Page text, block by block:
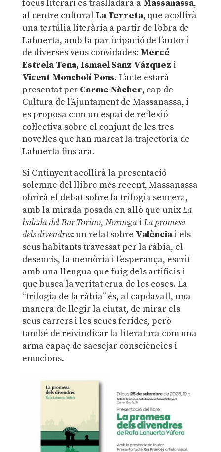
focus literari es traslladarà a Massanassa,
al centre cultural La Terreta, que acollirà
una tertúlia literària a partir de l’obra de
Lahuerta, amb la participació de l’autor i
de diverses veus convidades: Mercé
Estrela Tena, Ismael Sanz Vázquez i
Vicent Moncholí Pons. L’acte estarà
presentat per Carme Nàcher, cap de
Cultura de l’Ajuntament de Massanassa, i
es proposa com un espai de reflexió
col·lectiva sobre el conjunt de les tres
novel·les que han marcat la trajectòria de
Lahuerta fins ara.
Si Ontinyent acollirà la presentació
solemne del llibre més recent, Massanassa
obrirà el debat sobre la trilogia sencera,
amb la mirada posada en allò que unixLa
balada del Bar Torino, Noruegai La promesa
dels divendres: un relat sobre Valènciai els
seus habitants travessat per la ràbia, el
desencís, la memòria i l’esperança, escrit
amb una llengua que fuig dels artificis i
que busca la veritat crua de les coses. La
“trilogia de la ràbia” és, al capdavall, una
manera de llegir la ciutat, de mirar els
seus carrers i les seues ferides, però
també de reivindicar la literatura com una
arma capaç de sacsejar consciències i
emocions.